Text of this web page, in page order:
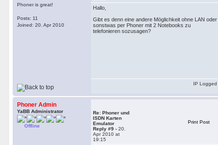
Phoner is great!
Posts: 11
Joined: 20. Apr 2010
Hallo,
Gibt es denn eine andere Möglichkeit ohne LAN oder
sonstwas per Phoner mit 2 Notebooks zu
telefonieren sozusagen?
IP Logged
Phoner Admin
YaBB Administrator
Offline
Re: Phoner und
ISDN Karten
Emulator
Reply #9 - 20.
Apr 2010 at
19:15
Print Post